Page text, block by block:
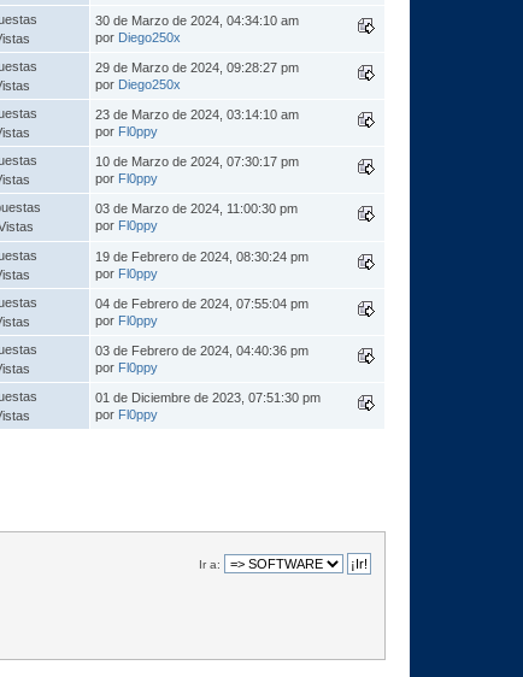
30 de Marzo de 2024, 04:34:10 am
por Diego250x
29 de Marzo de 2024, 09:28:27 pm
por Diego250x
23 de Marzo de 2024, 03:14:10 am
por Fl0ppy
10 de Marzo de 2024, 07:30:17 pm
por Fl0ppy
03 de Marzo de 2024, 11:00:30 pm
por Fl0ppy
19 de Febrero de 2024, 08:30:24 pm
por Fl0ppy
04 de Febrero de 2024, 07:55:04 pm
por Fl0ppy
03 de Febrero de 2024, 04:40:36 pm
por Fl0ppy
01 de Diciembre de 2023, 07:51:30 pm
por Fl0ppy
Ir a: